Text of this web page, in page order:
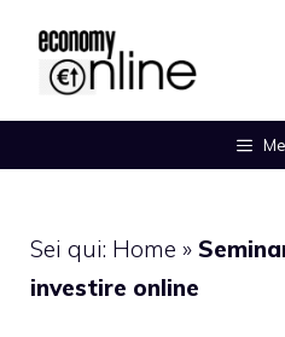
contenuto
Sei qui: Home »
investire online